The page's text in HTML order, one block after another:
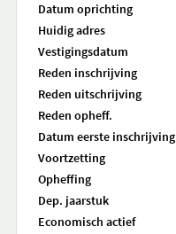
Datum oprichting
Huidig adres
Vestigingsdatum
Reden inschrijving
Reden uitschrijving
Reden opheff.
Datum eerste inschrijving
Voortzetting
Opheffing
Dep. jaarstuk
Economisch actief